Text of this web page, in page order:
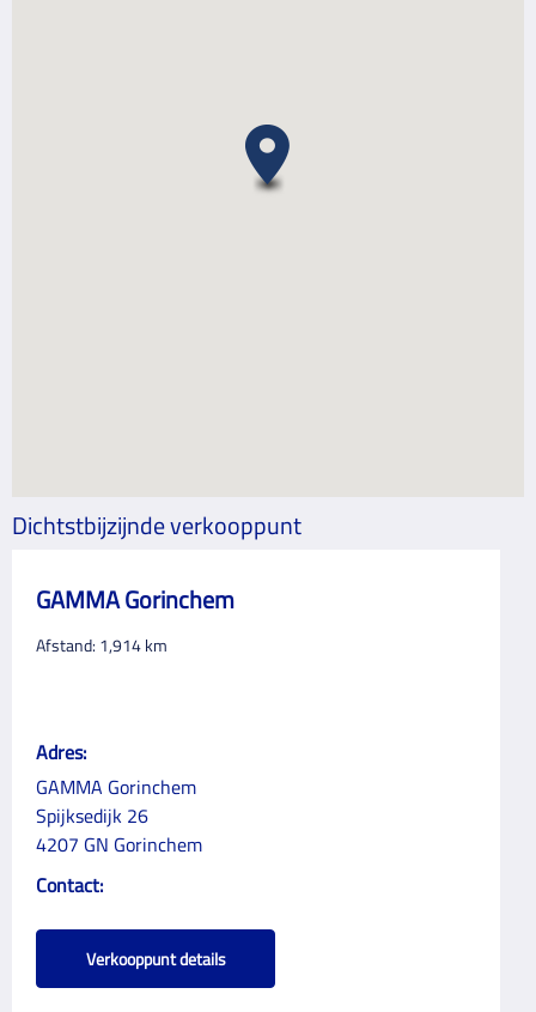
Dichtstbijzijnde verkooppunt
GAMMA Gorinchem
Afstand: 1,914km
Adres:
GAMMA Gorinchem
Spijksedijk 26
4207 GN Gorinchem
Contact:
Verkooppunt details